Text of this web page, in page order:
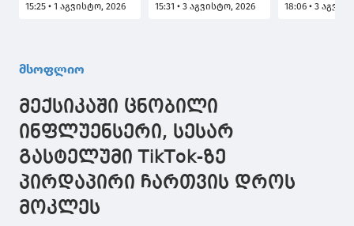
სამხედროებმა შავ
ჩაძირეს და
ბაშკირეთში
ნავთობის
გადამამუშავებელ
ქარხნებზე
იერიშები მიიტანეს
15:25 • 1 აგვისტო, 2026
გავაკეთებთ, რომ
15:31 • 3 აგვისტო, 2026 18:06 • 3
მსოფლიო
მექსიკაში ცნობილი
ინფლუენსერი, სესარ
გასტელუმი TikTok-ზე
პირდაპირი ჩართვის დროს
მოკლეს